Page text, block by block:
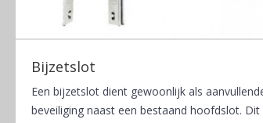
Bijzetslot
Een bijzetslot dient gewoonlijk als
beveiliging naast een bestaand hoofdslot. Dit